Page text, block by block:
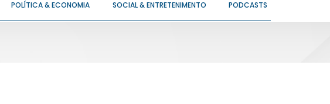
POLÍTICA & ECONOMIA SOCIAL & ENTRETENIMENTO PODCASTS